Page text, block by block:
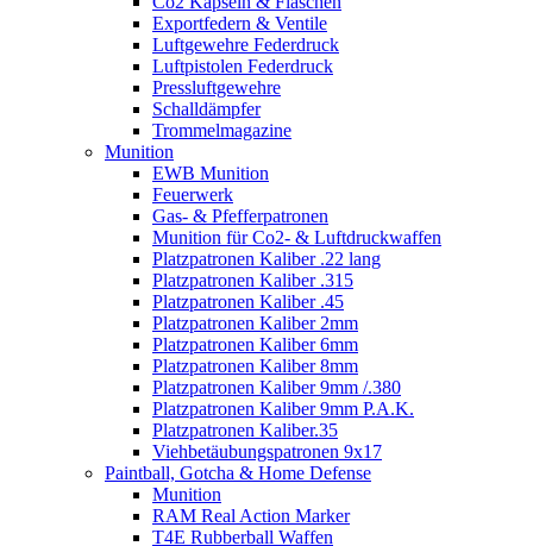
Exportfedern & Ventile
Luftgewehre Federdruck
Luftpistolen Federdruck
Pressluftgewehre
Schalldämpfer
Trommelmagazine
Munition
EWB Munition
Feuerwerk
Gas- & Pfefferpatronen
Munition für Co2- & Luftdruckwaffen
Platzpatronen Kaliber .22 lang
Platzpatronen Kaliber .315
Platzpatronen Kaliber .45
Platzpatronen Kaliber 2mm
Platzpatronen Kaliber 6mm
Platzpatronen Kaliber 8mm
Platzpatronen Kaliber 9mm /.380
Platzpatronen Kaliber 9mm P.A.K.
Platzpatronen Kaliber.35
Viehbetäubungspatronen 9x17
Paintball, Gotcha & Home Defense
Munition
RAM Real Action Marker
T4E Rubberball Waffen